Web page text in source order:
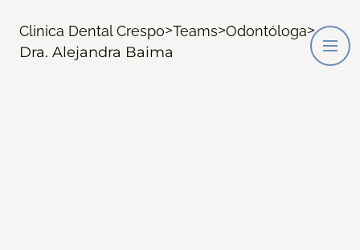
Clinica Dental Crespo>Teams>Odontóloga>
Dra. Alejandra Baima